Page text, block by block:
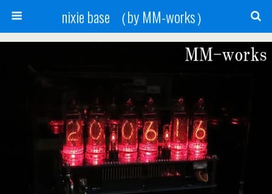
nixie base （by MM-works）